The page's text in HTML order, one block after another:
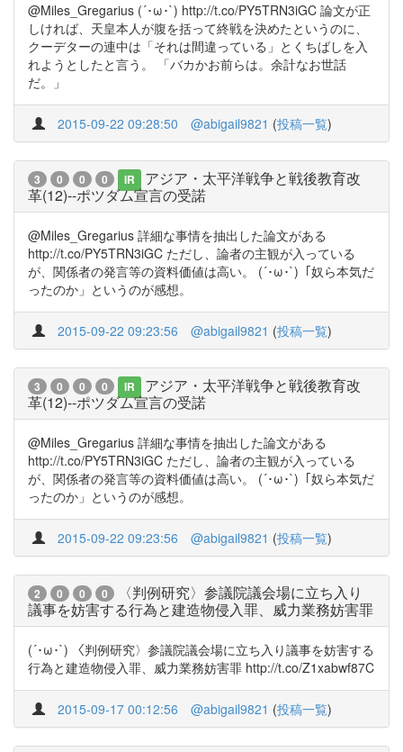
@Miles_Gregarius (´･ω･`) http://t.co/PY5TRN3iGC 論文が正
しければ、天皇本人が腹を括って終戦を決めたというのに、
クーデターの連中は「それは間違っている」とくちばしを入
れようとしたと言う。 「バカかお前らは。余計なお世話
だ。」
2015-09-22 09:28:50 @abigail9821 (投稿一覧)
3 0 0 0 IR
アジア・太平洋戦争と戦後教育改
革(12)--ポツダム宣言の受諾
@Miles_Gregarius 詳細な事情を抽出した論文がある
http://t.co/PY5TRN3iGC ただし、論者の主観が入っている
が、関係者の発言等の資料価値は高い。 (´･ω･`)「奴ら本気だ
ったのか」というのが感想。
2015-09-22 09:23:56 @abigail9821 (投稿一覧)
3 0 0 0 IR
アジア・太平洋戦争と戦後教育改
革(12)--ポツダム宣言の受諾
@Miles_Gregarius 詳細な事情を抽出した論文がある
http://t.co/PY5TRN3iGC ただし、論者の主観が入っている
が、関係者の発言等の資料価値は高い。 (´･ω･`)「奴ら本気だ
ったのか」というのが感想。
2015-09-22 09:23:56 @abigail9821 (投稿一覧)
2 0 0 0
〈判例研究〉参議院議会場に立ち入り
議事を妨害する行為と建造物侵入罪、威力業務妨害罪
(´･ω･`) 〈判例研究〉参議院議会場に立ち入り議事を妨害する
行為と建造物侵入罪、威力業務妨害罪 http://t.co/Z1xabwf87C
2015-09-17 00:12:56 @abigail9821 (投稿一覧)